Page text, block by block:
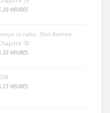
20 HEURES
ni naku -Shin Kamen
78
20 HEURES
23 HEURES